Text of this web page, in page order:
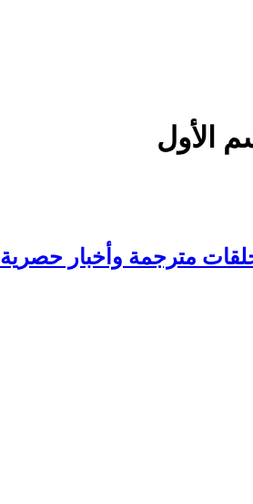
الأول
مترجمة وأخبار حصرية